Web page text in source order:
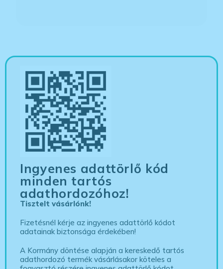
Ingyenes adattörlő kód
minden tartós
adathordozóhoz!
Tisztelt vásárlónk!
Fizetésnél kérje az ingyenes adattörlő kódot
adatainak biztonsága érdekében!
A Kormány döntése alapján a kereskedő tartós
adathordozó termék vásárlásakor köteles a